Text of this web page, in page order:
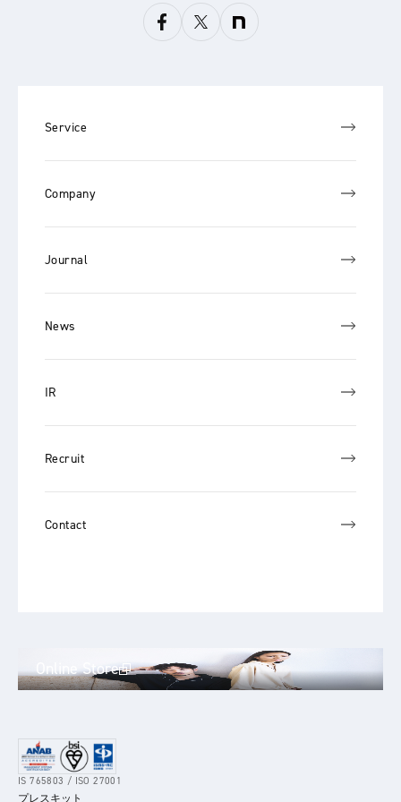
Service
Company
Journal
News
IR
Recruit
Contact
Online Store
IS 765803 / ISO 27001
プレスキット